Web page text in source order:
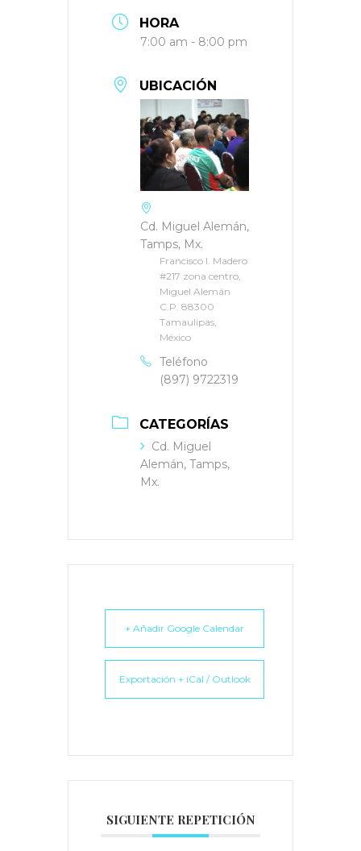
HORA
7:00 am - 8:00 pm
UBICACIÓN
Cd. Miguel Alemán,
Tamps, Mx.
Francisco I. Madero
#217 zona centro,
Miguel Alemán
C.P. 88300
Tamaulipas,
México
Teléfono
(897) 9722319
CATEGORÍAS
Cd. Miguel
Alemán, Tamps,
Mx.
+ Añadir Google Calendar
Exportación + iCal / Outlook
SIGUIENTE REPETICIÓN